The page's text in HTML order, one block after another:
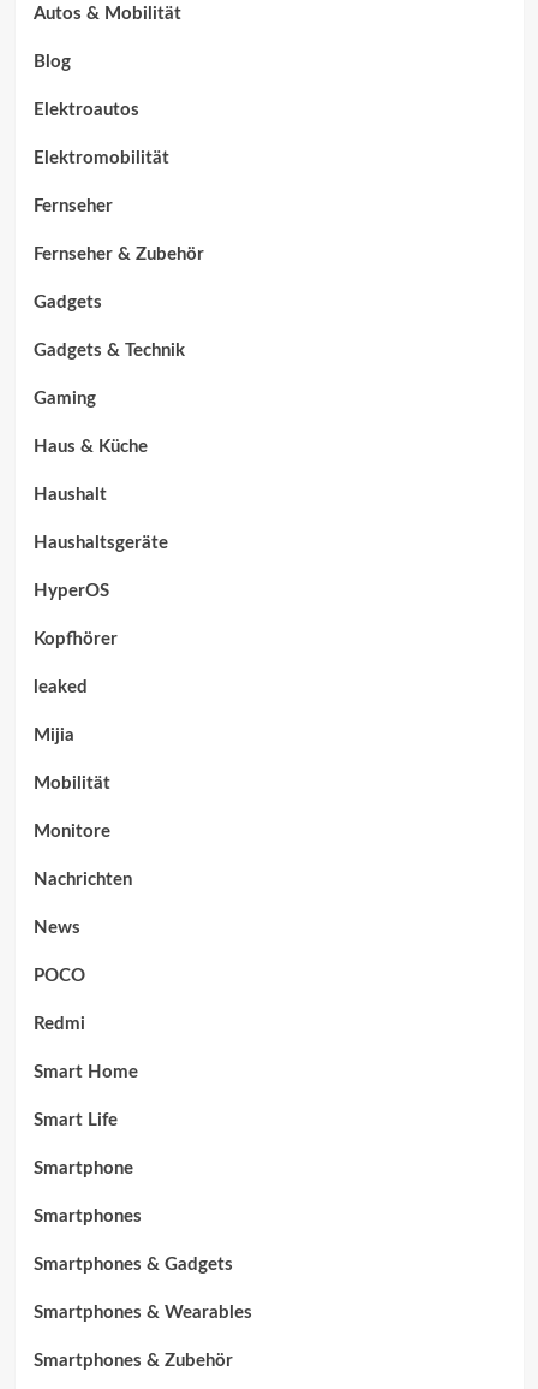
Autos & Mobilität
Blog
Elektroautos
Elektromobilität
Fernseher
Fernseher & Zubehör
Gadgets
Gadgets & Technik
Gaming
Haus & Küche
Haushalt
Haushaltsgeräte
HyperOS
Kopfhörer
leaked
Mijia
Mobilität
Monitore
Nachrichten
News
POCO
Redmi
Smart Home
Smart Life
Smartphone
Smartphones
Smartphones & Gadgets
Smartphones & Wearables
Smartphones & Zubehör